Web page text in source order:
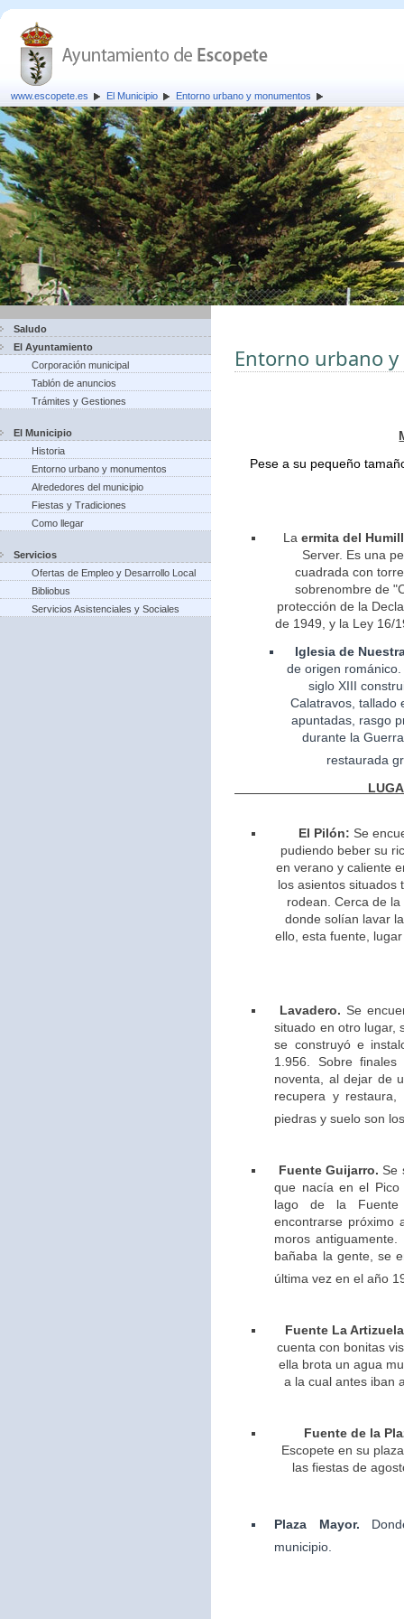
www.escopete.es El Municipio Entorno urbano y monumentos
Saludo
El Ayuntamiento
Corporación municipal
Tablón de anuncios
Trámites y Gestiones
El Municipio
Historia
Entorno urbano y monumentos
Alrededores del municipio
Fiestas y Tradiciones
Como llegar
Servicios
Ofertas de Empleo y Desarrollo Local
Bibliobus
Servicios Asistenciales y Sociales
Entorno urbano
Pese a su pequeño
La ermita del
Server. Es una
cuadrada con
sobrenombre de
protección de la
de 1949, y la Ley 16/
Iglesia de
deorigen
siglo XIII
Calatravos, tallado
apuntadas, rasgo
durante la
restaurada
El Pilón: Se
pudiendo beber su
en verano y caliente
los asientos situados
rodean. Cerca de
donde solían lavar
ello, esta fuente,
Lavadero. Se
situado en otro lugar,
se construyó e
1.956. Sobre
noventa, al dejar de
recupera y restaura,
piedras y suelo son
Fuente Guijarro. Se
que nacía en el
lago de la
encontrarse próximo
moros
bañaba la gente, se
última vez en el año
Fuente La
cuenta con bonitas
ella brota un agua
a la cual antes iban
Fuente de la
Escopete en su
las fiestas de
Plaza Mayor.
municipio.